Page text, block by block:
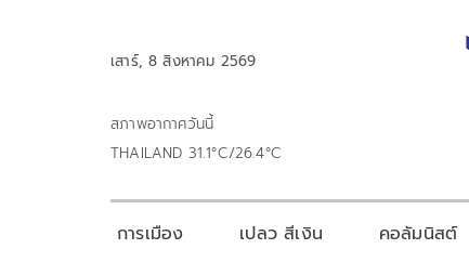
เสาร์, 8 สิงหาคม 2569
สภาพอากาศวันนี้
THAILAND 31.1°C/26.4°C
การเมือง เปลว สีเงิน คอลัมนิสต์